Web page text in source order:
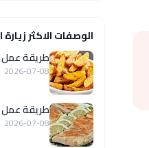
الوصفات الاكثر زيارة
طريقة
2026-07-08
طريقة عمل
2026-07-08